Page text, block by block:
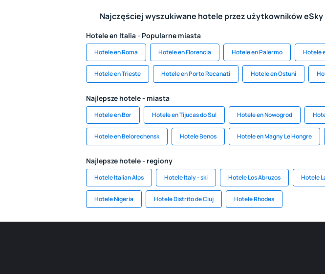
Najczęściej wyszukiwane hotele przez użytkowników eSky
Hotele en Italia - Popularne miasta
Hotele en Roma Hotele en Florencia Hotele en Palermo Hotele
Hotele en Trieste Hotele en Porto Recanati Hotele en Ostuni
Najlepsze hotele - miasta
Hotele en Bor Hotele en Tijucas do Sul Hotele en Nowogrod
Hotele en Belorechensk Hotele Benos Hotele en Magny Le Hongre
Najlepsze hotele - regiony
Hotele Italian Alps Hotele Italy - ski Hotele Los Abruzos Hotele
Hotele Nigeria Hotele Distrito de Cluj Hotele Rhodes